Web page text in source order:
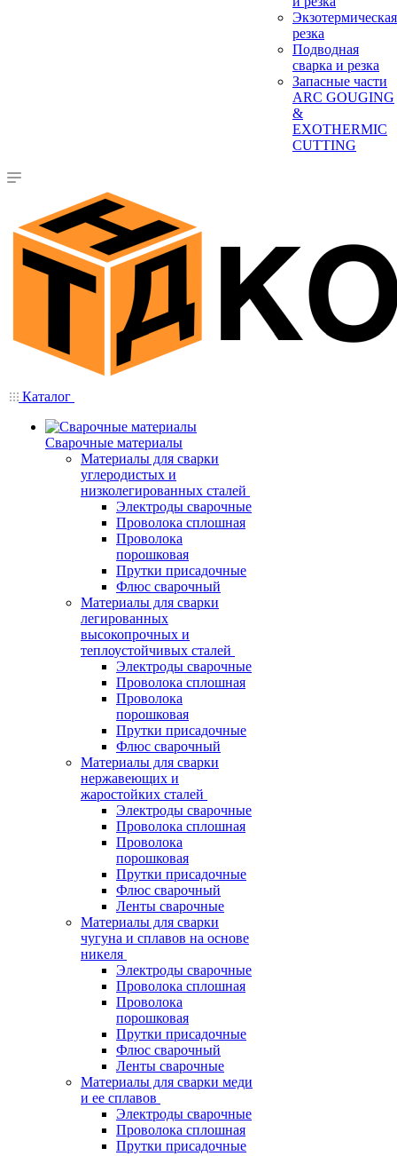
Экзотермическая
резка
Подводная
сварка и резка
Запасные части
ARC GOUGING
&
EXOTHERMIC
CUTTING
Каталог
Сварочные материалы
Материалы для сварки
углеродистых и
низколегированных сталей
Электроды сварочные
Проволока сплошная
Проволока
порошковая
Прутки присадочные
Флюс сварочный
Материалы для сварки
легированных
высокопрочных и
теплоустойчивых сталей
Электроды сварочные
Проволока сплошная
Проволока
порошковая
Прутки присадочные
Флюс сварочный
Материалы для сварки
нержавеющих и
жаростойких сталей
Электроды сварочные
Проволока сплошная
Проволока
порошковая
Прутки присадочные
Флюс сварочный
Ленты сварочные
Материалы для сварки
чугуна и сплавов на основе
никеля
Электроды сварочные
Проволока сплошная
Проволока
порошковая
Прутки присадочные
Флюс сварочный
Ленты сварочные
Материалы для сварки меди
и ее сплавов
Электроды сварочные
Проволока сплошная
Прутки присадочные